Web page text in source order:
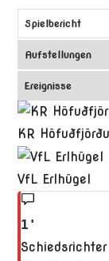
Spielbericht
Aufstellungen
Ereignisse
KR
VfL Erlhügel
1'